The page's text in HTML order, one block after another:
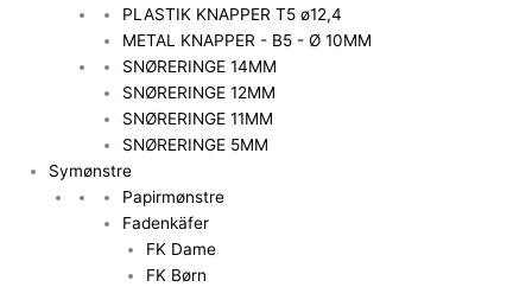
PLASTIK KNAPPER T5 ø12,4
METAL KNAPPER - B5 - Ø 10MM
SNØRERINGE 14MM
SNØRERINGE 12MM
SNØRERINGE 11MM
SNØRERINGE 5MM
Symønstre
Papirmønstre
Fadenkäfer
FK Dame
FK Børn